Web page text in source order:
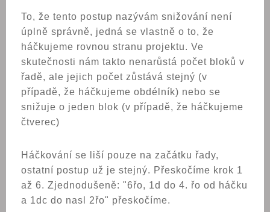
To, že tento postup nazývám snižování není
úplně správně, jedná se vlastně o to, že
háčkujeme rovnou stranu projektu. Ve
skutečnosti nám takto nenarůstá počet bloků v
řadě, ale jejich počet zůstává stejný (v
případě, že háčkujeme obdélník) nebo se
snižuje o jeden blok (v případě, že háčkujeme
čtverec)
Háčkování se liší pouze na začátku řady,
ostatní postup už je stejný. Přeskočíme krok 1
až 6. Zjednodušeně: "6řo, 1d do 4. řo od háčku
a 1dc do nasl 2řo" přeskočíme.